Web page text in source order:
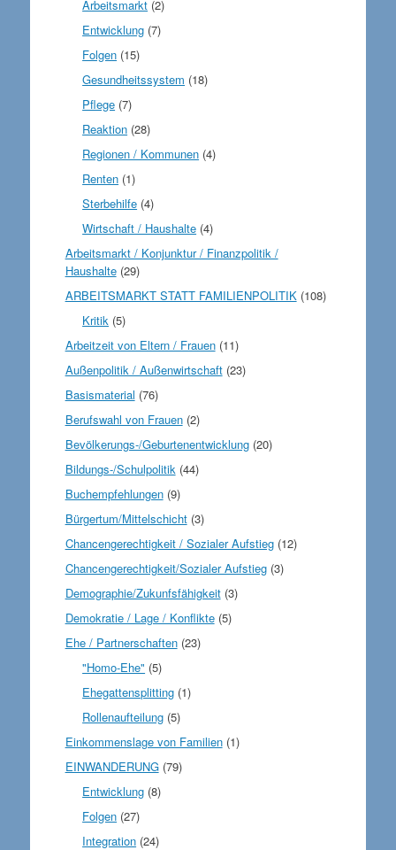
Arbeitsmarkt (2)
Entwicklung (7)
Folgen (15)
Gesundheitssystem (18)
Pflege (7)
Reaktion (28)
Regionen / Kommunen (4)
Renten (1)
Sterbehilfe (4)
Wirtschaft / Haushalte (4)
Arbeitsmarkt / Konjunktur / Finanzpolitik /
Haushalte(29)
ARBEITSMARKT STATT FAMILIENPOLITIK(108)
Kritik (5)
Arbeitzeit von Eltern / Frauen(11)
Außenpolitik / Außenwirtschaft(23)
Basismaterial (76)
Berufswahl von Frauen(2)
Bevölkerungs-/Geburtenentwicklung(20)
Bildungs-/Schulpolitik (44)
Buchempfehlungen(9)
Bürgertum/Mittelschicht(3)
Chancengerechtigkeit / Sozialer Aufstieg(12)
Chancengerechtigkeit/Sozialer Aufstieg(3)
Demographie/Zukunfsfähigkeit(3)
Demokratie / Lage / Konflikte(5)
Ehe / Partnerschaften(23)
"Homo-Ehe" (5)
Ehegattensplitting (1)
Rollenaufteilung (5)
Einkommenslage von Familien(1)
EINWANDERUNG(79)
Entwicklung (8)
Folgen (27)
Integration (24)